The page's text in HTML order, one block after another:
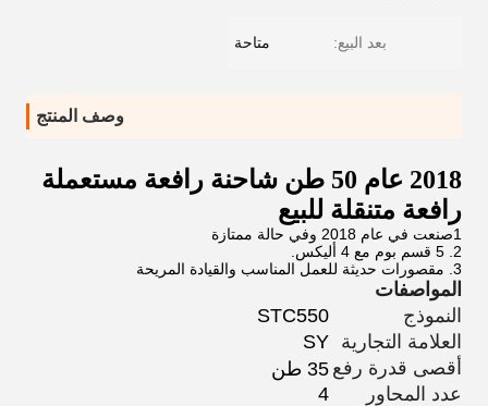
بعد البيع: متاحة
وصف المنتج
2018 عام 50 طن شاحنة رافعة مستعملة
رافعة متنقلة للبيع
1صنعت في عام 2018 وفي حالة ممتازة
2. 5 قسم بوم مع 4 أليكس.
3. مقصورات حديثة للعمل المناسب والقيادة المريحة
المواصفات
النموذج
STC550
العلامة التجارية SY
أقصى قدرة رفع 35 طن
عدد المحاور
4